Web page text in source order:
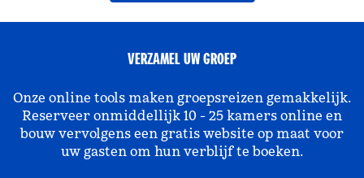
VERZAMEL UW GROEP
Onze online tools maken groepsreizen gemakkelijk.
Reserveer onmiddellijk 10 - 25 kamers online en
bouw vervolgens een gratis website op maat voor
uw gasten om hun verblijf te boeken.